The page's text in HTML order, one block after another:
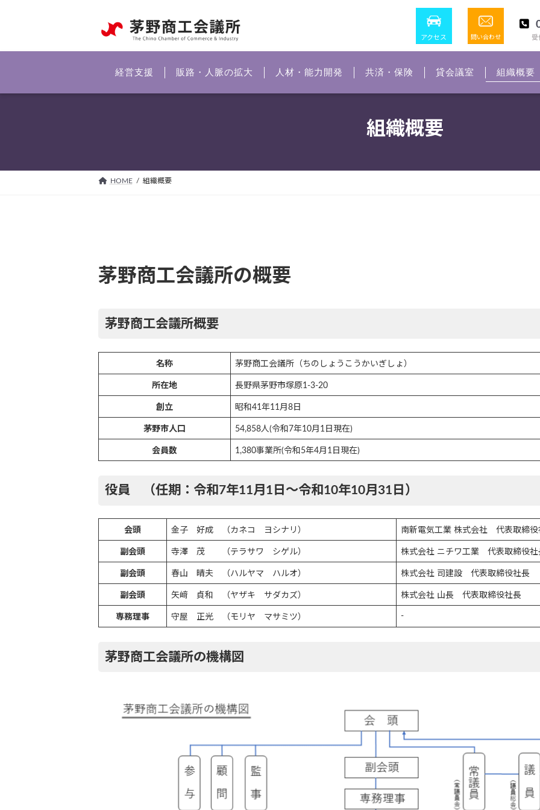
ン
ス
ー
ン
アクセス 問い合わせ 受
経営支援 販路・人脈の拡大 人材・能力開発 共済・保険 貸会議室 組織概要
組織概要
HOME 組織概要
茅野商工会議所の概要
茅野商工会議所概要
名称 茅野商工会議所（ちのしょうこうかいぎしょ）
所在地 長野県茅野市塚原1-3-20
創立 昭和41年11月8日
茅野市人口 54,858人(令和7年10月1日現在)
会員数 1,380事業所(令和5年4月1日現在)
役員 （任期：令和7年11月1日～令和10年10月31日）
会頭 金子 好成 （カネコ ヨシナリ） 南新電気工業 株式会社 代表取締役
副会頭 寺澤 茂 （テラサワ シゲル） 株式会社 ニチワ工業 代表取締役社
副会頭 春山 晴夫 （ハルヤマ ハルオ） 株式会社 司建設 代表取締役社長
副会頭 矢﨑 貞和 （ヤザキ サダカズ） 株式会社 山長 代表取締役社長
専務理事 守屋 正光 （モリヤ マサミツ） -
茅野商工会議所の機構図